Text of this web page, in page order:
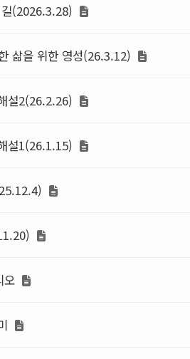
길(2026.3.28)
삶을 위한 영성(26.3.12)
설2(26.2.26)
설1(26.1.15)
오